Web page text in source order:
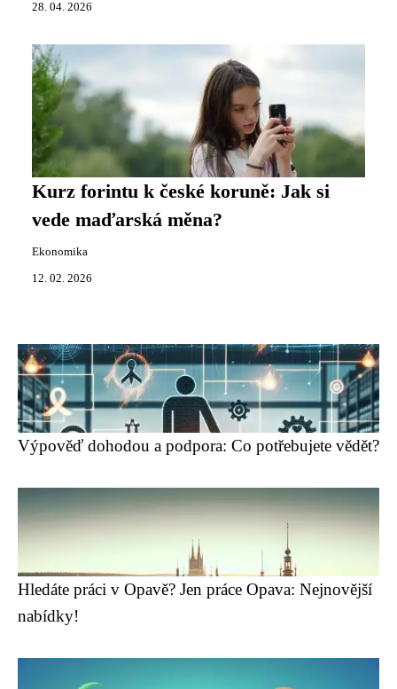
28. 04. 2026
Kurz forintu k české koruně: Jak si
vede maďarská měna?
Ekonomika
12. 02. 2026
Výpověď dohodou a podpora: Co potřebujete vědět?
Hledáte práci v Opavě? Jen práce Opava: Nejnovější
nabídky!